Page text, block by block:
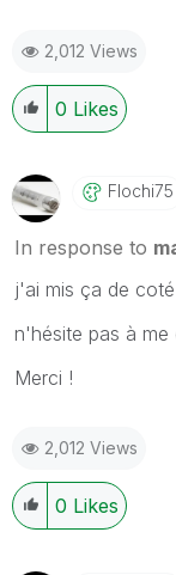
2,012 Views
0 Likes
Flochi75
In response to
j'ai mis ça de
n'hésite pas à me
Merci !
2,012 Views
0 Likes